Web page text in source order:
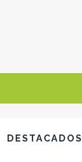
DESTACADOS